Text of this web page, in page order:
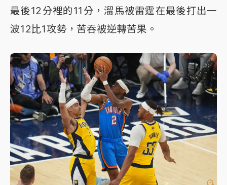
最後12分裡的11分，溜馬被雷霆在最後打出一
波12比1攻勢，苦吞被逆轉苦果。